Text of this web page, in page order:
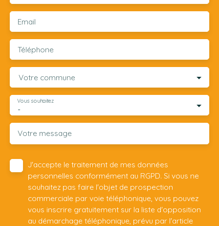
Email
Téléphone
Votre commune
-
Vous souhaitez
Votre message
J'accepte le traitement de mes données
personnelles conformément au RGPD. Si vous ne
souhaitez pas faire l'objet de prospection
commerciale par voie téléphonique, vous pouvez
vous inscrire gratuitement sur la liste d'opposition
au démarchage téléphonique, prévu par l'article